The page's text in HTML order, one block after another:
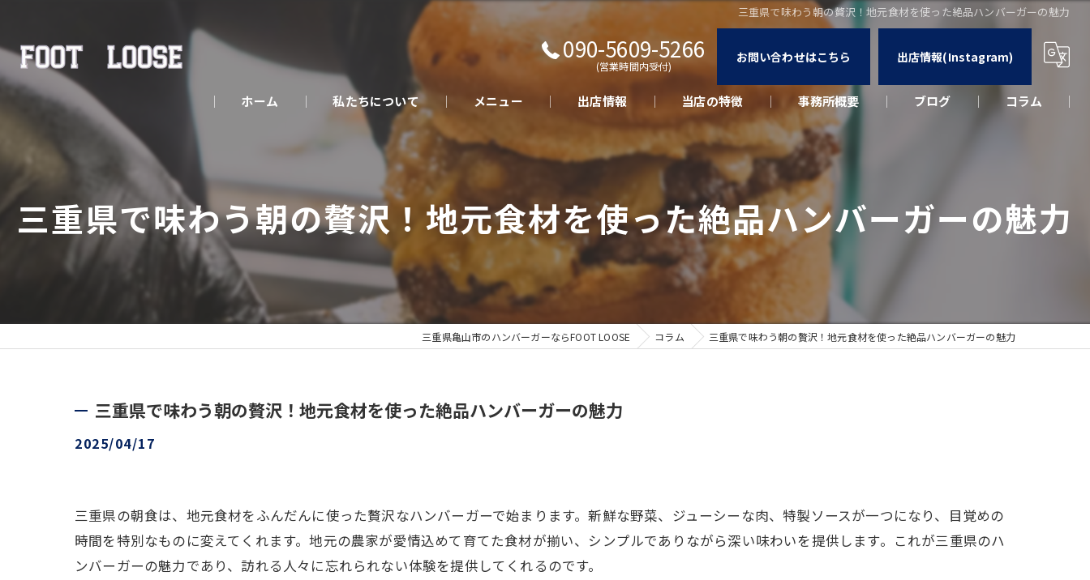
三重県で味わう朝の贅沢！地元食材を使った絶品ハンバーガーの魅力
090-5609-5266
(営業時間内受付)
お問い合わせはこちら 出店情報(Instagram)
ホーム 私たちについて メニュー 出店情報 当店の特徴
キッチンカー
テイクアウト
さくらポーク
美味しい
事務所概要 ブログ コラム
三重県で味わう朝の贅沢！地元食材を使った絶品ハンバーガーの魅力
三重県亀山市のハンバーガーならFOOT LOOSE コラム 三重県で味わう朝の贅沢！地元食材を使った絶品ハンバーガーの魅力
三重県で味わう朝の贅沢！地元食材を使った絶品ハンバーガーの魅力
2025/04/17
三重県の朝食は、地元食材をふんだんに使った贅沢なハンバーガーで始まります。新鮮な野菜、ジューシーな肉、特製ソースが一つになり、目覚めの
時間を特別なものに変えてくれます。地元の農家が愛情込めて育てた食材が揃い、シンプルでありながら深い味わいを提供します。これが三重県のハ
ンバーガーの魅力であり、訪れる人々に忘れられない体験を提供してくれるのです。